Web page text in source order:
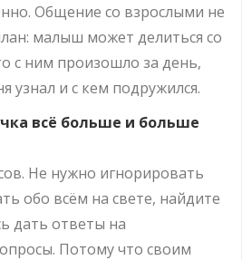
Общение со взрослыми не
малыш может делиться со
с ним произошло за день,
узнал и с кем подружился.
всё больше и больше
Не нужно игнорировать
обо всём на свете, найдите
дать ответы на
Потому что своим